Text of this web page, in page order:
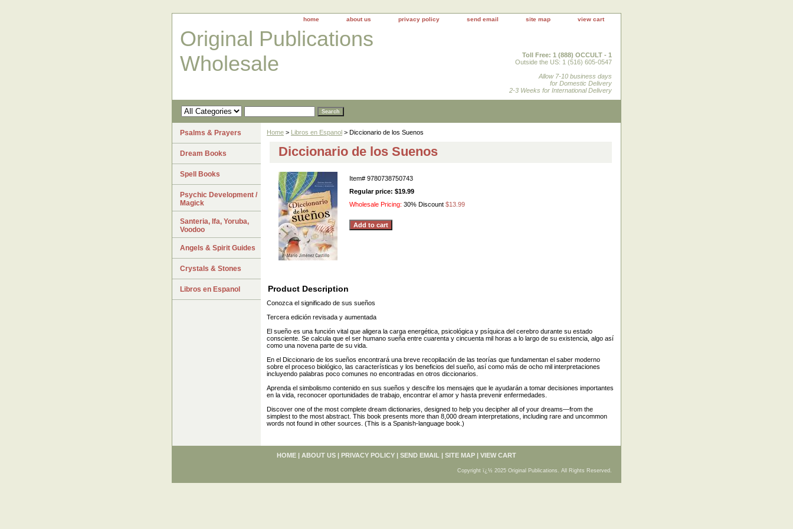
home about us privacy policy send email site map view cart
Original Publications
Wholesale
Toll Free: 1 (888) OCCULT - 1
Outside the US: 1 (516) 605-0547
Allow 7-10 business days
for Domestic Delivery
2-3 Weeks for International Delivery
Home > Libros en Espanol > Diccionario de los Suenos
Diccionario de los Suenos
Item# 9780738750743
Regular price: $19.99
Wholesale Pricing: 30% Discount $13.99
Product Description
Conozca el significado de sus sueños
Tercera edición revisada y aumentada
El sueño es una función vital que aligera la carga energética, psicológica y psíquica del cerebro durante su estado
consciente. Se calcula que el ser humano sueña entre cuarenta y cincuenta mil horas a lo largo de su existencia, algo así
como una novena parte de su vida.
En el Diccionario de los sueños encontrará una breve recopilación de las teorías que fundamentan el saber moderno
sobre el proceso biológico, las características y los beneficios del sueño, así como más de ocho mil interpretaciones
incluyendo palabras poco comunes no encontradas en otros diccionarios.
Aprenda el simbolismo contenido en sus sueños y descifre los mensajes que le ayudarán a tomar decisiones importantes
en la vida, reconocer oportunidades de trabajo, encontrar el amor y hasta prevenir enfermedades.
Discover one of the most complete dream dictionaries, designed to help you decipher all of your dreams—from the
simplest to the most abstract. This book presents more than 8,000 dream interpretations, including rare and uncommon
words not found in other sources. (This is a Spanish-language book.)
Psalms & Prayers
Dream Books
Spell Books
Psychic Development /
Magick
Santeria, Ifa, Yoruba,
Voodoo
Angels & Spirit Guides
Crystals & Stones
Libros en Espanol
HOME | ABOUT US | PRIVACY POLICY | SEND EMAIL | SITE MAP | VIEW CART
Copyright ï¿½ 2025 Original Publications. All Rights Reserved.